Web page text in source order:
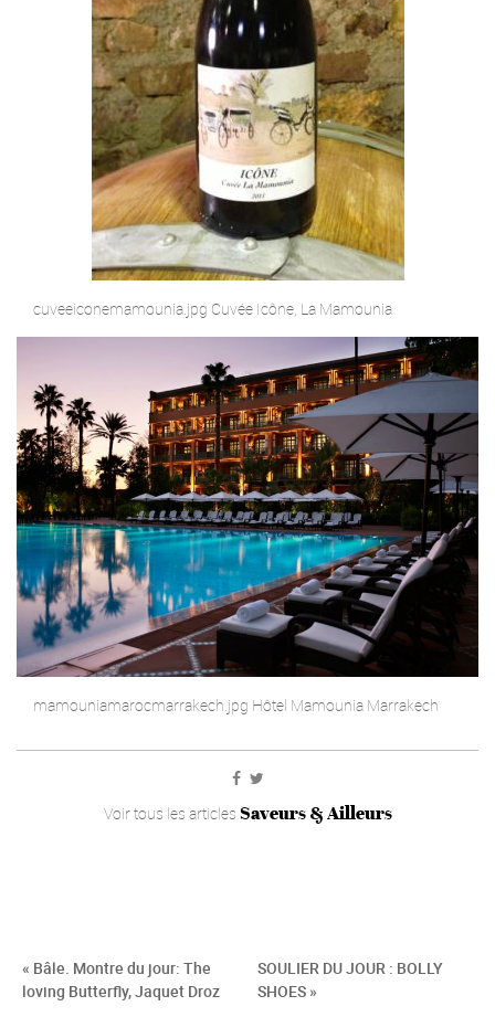
cuveeiconemamounia.jpg Cuvée Icône, La Mamounia
mamouniamarocmarrakech.jpg Hôtel Mamounia Marrakech
Voir tous les articles Saveurs & Ailleurs
« Bâle. Montre du jour: The
loving Butterfly, Jaquet Droz
SOULIER DU JOUR : BOLLY
SHOES »